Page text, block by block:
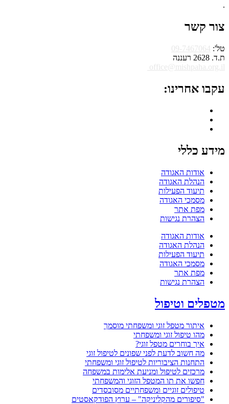
.
צור קשר
טל': 09-7467064
ת.ד. 2628 רעננה
office@mishpaha.org.il
עקבו אחרינו:
מידע כללי
אודות האגודה
הנהלת האגודה
תיעוד הפעילות
מסמכי האגודה
מפת אתר
הצהרת נגישות
אודות האגודה
הנהלת האגודה
תיעוד הפעילות
מסמכי האגודה
מפת אתר
הצהרת נגישות
מטפלים וטיפול
איתור מטפל זוגי ומשפחתי מוסמך
מהו טיפול זוגי ומשפחתי
איך בוחרים מטפל זוגי?
מה חשוב לדעת לפני שפונים לטיפול זוגי
התחנות הציבוריות לטיפול זוגי ומשפחתי
מרכזים לטיפול ומניעת אלימות במשפחה
חפשו את תו המטפל הזוגי והמשפחתי
טיפולים זוגיים ומשפחתיים מסובסדים
"סיפורים מהקליניקה" – ערוץ הפודקאסטים